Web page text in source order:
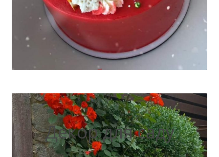
Декор для саду